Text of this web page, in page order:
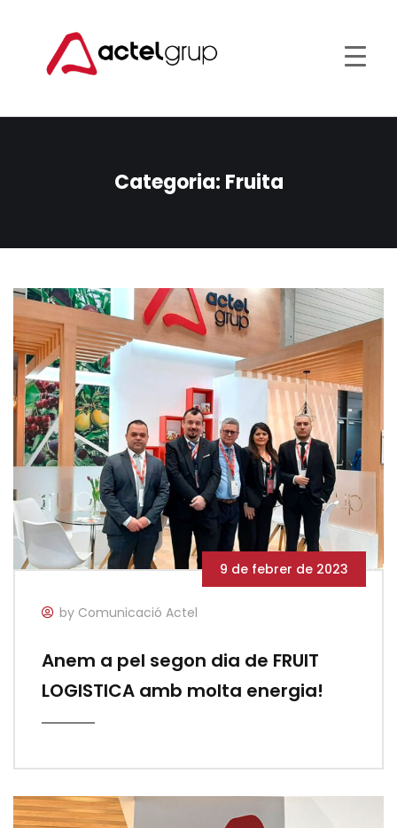
Categoria: Fruita
9 de febrer de 2023
by Comunicació Actel
Anem a pel segon dia de FRUIT
LOGISTICA amb molta energia!